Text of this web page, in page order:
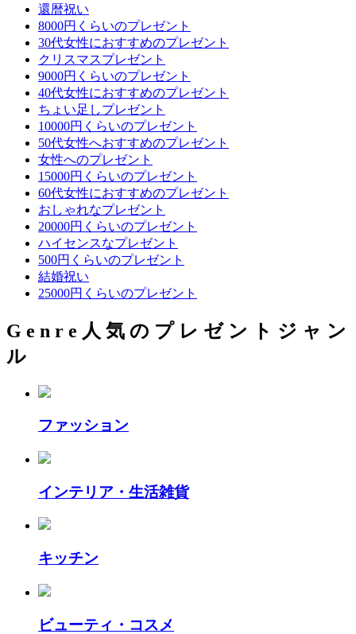
還暦祝い
8000円くらいのプレゼント
30代女性におすすめのプレゼント
クリスマスプレゼント
9000円くらいのプレゼント
40代女性におすすめのプレゼント
ちょい足しプレゼント
10000円くらいのプレゼント
50代女性へおすすめのプレゼント
女性へのプレゼント
15000円くらいのプレゼント
60代女性におすすめのプレゼント
おしゃれなプレゼント
20000円くらいのプレゼント
ハイセンスなプレゼント
500円くらいのプレゼント
結婚祝い
25000円くらいのプレゼント
G e n r e 人 気 の プ レ ゼ ン ト ジ ャ ン
ル
ファッション
インテリア・生活雑貨
キッチン
ビューティ・コスメ